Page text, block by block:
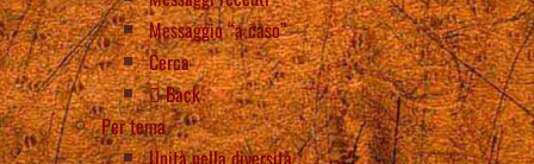
Messaggio “a caso”
Cerca
Back
Per tema
Unità nella diversità